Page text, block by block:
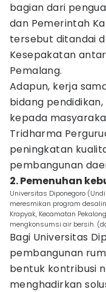
bagian dari
dan Pemerintah
tersebut ditandai
Kesepakatan
Pemalang.
Adapun, kerja
bidang
kepada
Tridharma
peningkatan
pembangunan
2. Pemenuhan
Universitas Diponegoro
meresmikan program
Krapyak, Kecamatan
mengkonsumsi air bersih.
Bagi Universitas
pembangunan
bentuk kontribusi
menghadirkan